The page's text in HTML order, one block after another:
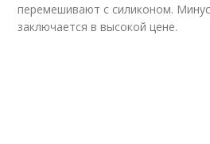
перемешивают с силиконом.
заключается в высокой цене.